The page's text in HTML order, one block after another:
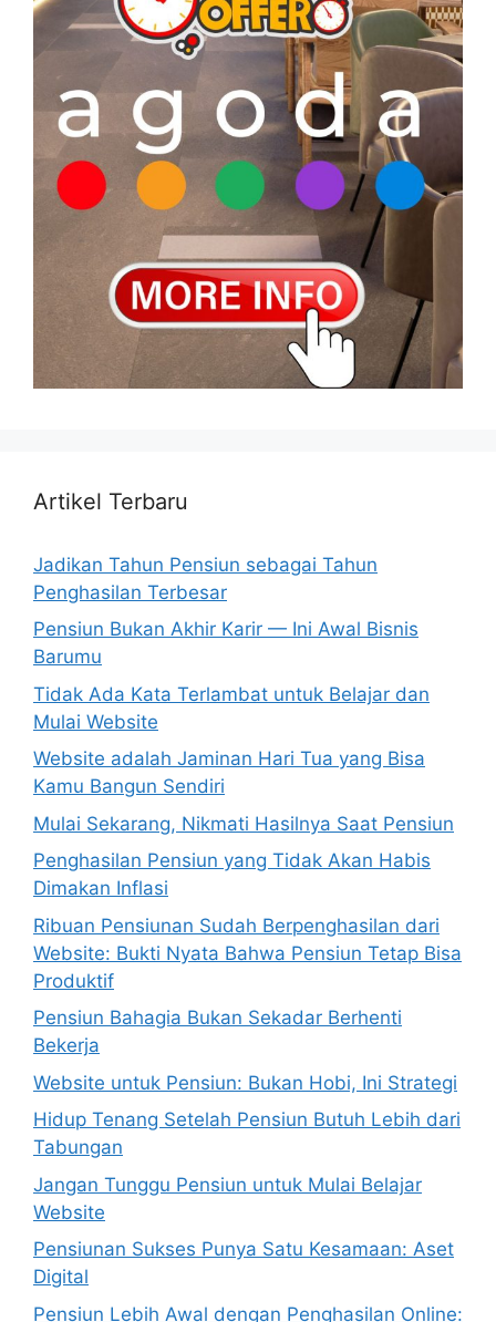
Artikel Terbaru
Jadikan Tahun Pensiun sebagai Tahun
Penghasilan Terbesar
Pensiun Bukan Akhir Karir — Ini Awal Bisnis
Barumu
Tidak Ada Kata Terlambat untuk Belajar dan
Mulai Website
Website adalah Jaminan Hari Tua yang Bisa
Kamu Bangun Sendiri
Mulai Sekarang, Nikmati Hasilnya Saat Pensiun
Penghasilan Pensiun yang Tidak Akan Habis
Dimakan Inflasi
Ribuan Pensiunan Sudah Berpenghasilan dari
Website: Bukti Nyata Bahwa Pensiun Tetap Bisa
Produktif
Pensiun Bahagia Bukan Sekadar Berhenti
Bekerja
Website untuk Pensiun: Bukan Hobi, Ini Strategi
Hidup Tenang Setelah Pensiun Butuh Lebih dari
Tabungan
Jangan Tunggu Pensiun untuk Mulai Belajar
Website
Pensiunan Sukses Punya Satu Kesamaan: Aset
Digital
Pensiun Lebih Awal dengan Penghasilan Online: